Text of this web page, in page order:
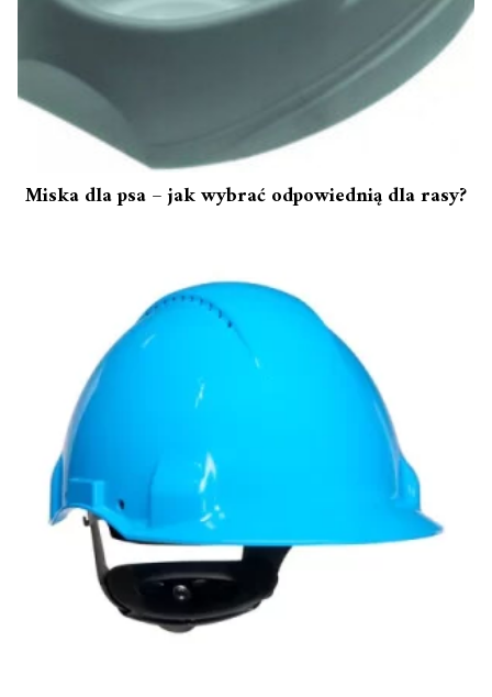
Miska dla psa – jak wybrać odpowiednią dla rasy?